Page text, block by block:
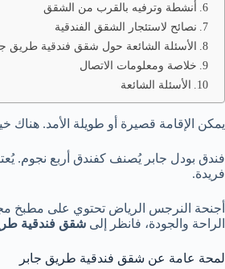
أنشطة وترفيه بالقرب من الشقق
نصائح لاستئجار الشقق الفندقية
الأسئلة الشائعة حول شقق فندقية طريق
خلاصة ومعلومات الاتصال
الأسئلة الشائعة
يمكن الإقامة قصيرة أو طويلة الأمد. هناك
فندق بودل جابر يُصنف كفندق أربع نجوم.
فريدة.
أجنحة النرجس الرياض تحتوي على مطبخ
الراحة والجودة، فانظر إلى شقق فندقية
لمحة عامة عن شقق فندقية طريق جابر